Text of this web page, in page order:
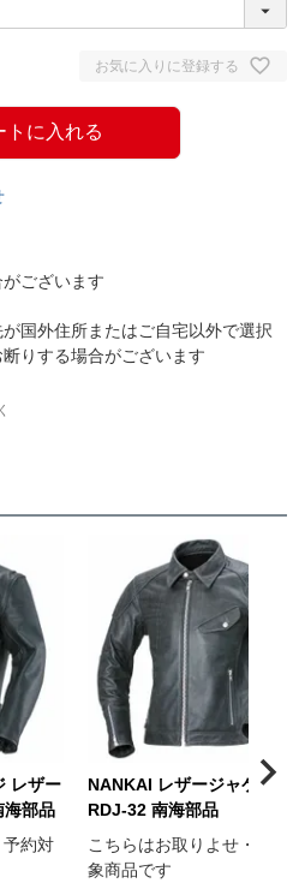
お気に入りに登録する
トに入れる
ございます
国外住所またはご自宅以外で選択
りする場合がございます
レザー
海部品
予約対
NANKAI レザージャケット
RDJ-32 南海部品
こちらはお取りよせ・予約対
象商品です